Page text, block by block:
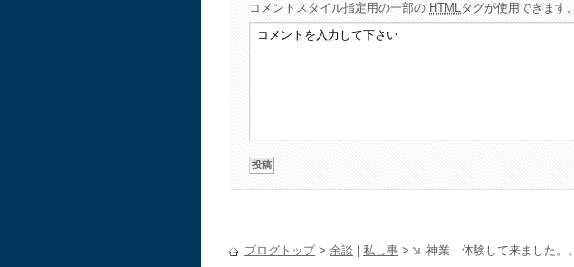
コメント スタイル指定用の一部の HTMLタグが使用できます。
ブログトップ> 余談 私し事 > 神業 体験して来ました。。